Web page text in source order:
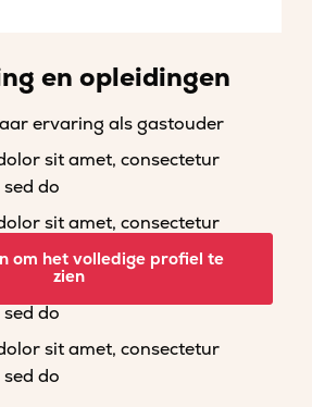
en opleidingen
ervaring als gastouder
sit amet, consectetur
do
sit amet, consectetur
sed do
sit amet, consectetur
do
sit amet, consectetur
do
om het volledige profiel te
zien